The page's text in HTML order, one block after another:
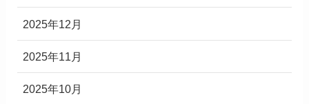
2025年12月
2025年11月
2025年10月